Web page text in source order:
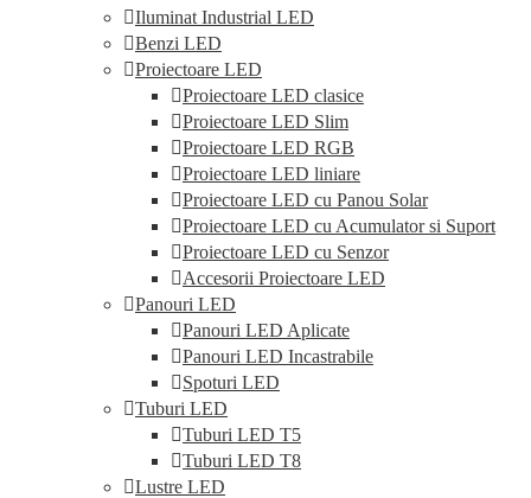
Iluminat Industrial LED
Benzi LED
Proiectoare LED
Proiectoare LED clasice
Proiectoare LED Slim
Proiectoare LED RGB
Proiectoare LED liniare
Proiectoare LED cu Panou Solar
Proiectoare LED cu Acumulator si Suport
Proiectoare LED cu Senzor
Accesorii Proiectoare LED
Panouri LED
Panouri LED Aplicate
Panouri LED Incastrabile
Spoturi LED
Tuburi LED
Tuburi LED T5
Tuburi LED T8
Lustre LED